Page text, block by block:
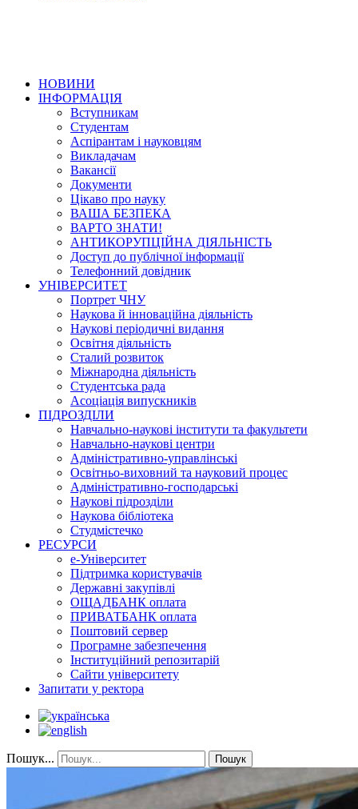
НОВИНИ
ІНФОРМАЦІЯ
Вступникам
Студентам
Аспірантам і науковцям
Викладачам
Вакансії
Документи
Цікаво про науку
ВАША БЕЗПЕКА
ВАРТО ЗНАТИ!
АНТИКОРУПЦІЙНА ДІЯЛЬНІСТЬ
Доступ до публічної інформації
Телефонний довідник
УНІВЕРСИТЕТ
Портрет ЧНУ
Наукова й інноваційна діяльність
Наукові періодичні видання
Освітня діяльність
Сталий розвиток
Міжнародна діяльність
Студентська рада
Асоціація випускників
ПІДРОЗДІЛИ
Навчально-наукові інститути та факультети
Навчально-наукові центри
Адміністративно-управлінські
Освітньо-виховний та науковий процес
Адміністративно-господарські
Наукові підрозділи
Наукова бібліотека
Студмістечко
РЕСУРСИ
е-Університет
Підтримка користувачів
Державні закупівлі
ОЩАДБАНК оплата
ПРИВАТБАНК оплата
Поштовий сервер
Програмне забезпечення
Інституційний репозитарій
Сайти університету
Запитати у ректора
Пошук... Пошук